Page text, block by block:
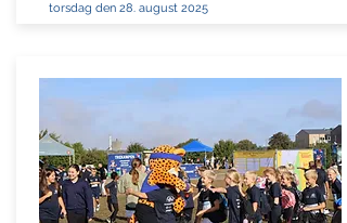
torsdag den 28. august 2025